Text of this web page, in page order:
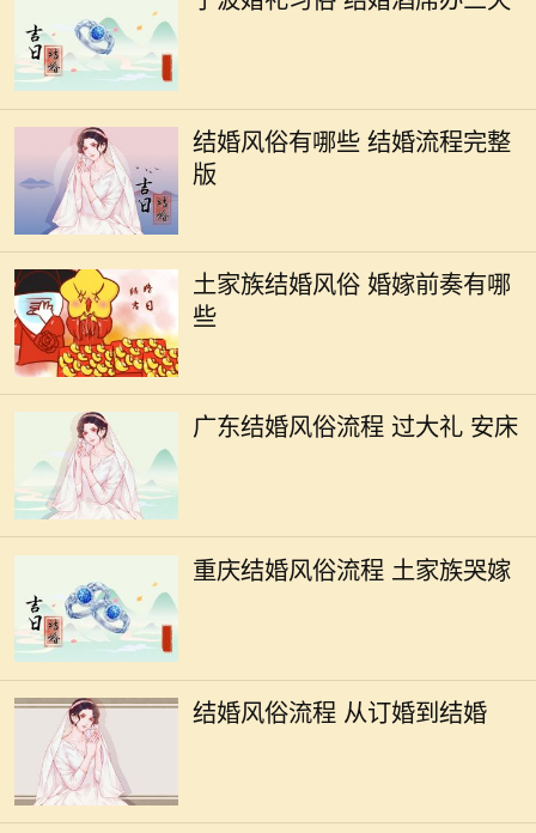
结婚风俗有哪些 结婚流程完整
版
土家族结婚风俗 婚嫁前奏有哪
些
广东结婚风俗流程 过大礼 安床
重庆结婚风俗流程 土家族哭嫁
结婚风俗流程 从订婚到结婚